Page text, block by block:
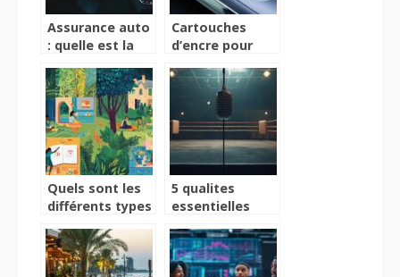
Assurance auto
: quelle est la
garantie à
choisir et
pourquoi ?
Cartouches
d’encre pour
que faut-il
savoir ?
Quels sont les
différents types
manuels ? Le
guide bricolage
5 qualites
essentielles
de boxe
anglaise